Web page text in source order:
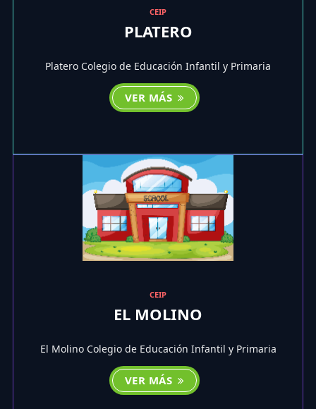
CEIP
PLATERO
Platero Colegio de Educación Infantil y Primaria
VER MÁS
CEIP
EL MOLINO
El Molino Colegio de Educación Infantil y Primaria
VER MÁS